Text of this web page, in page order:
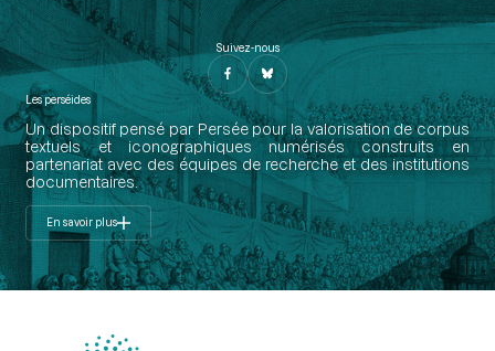
Suivez-nous
Les perséides
Un dispositif pensé par Persée pour la valorisation de corpus
textuels et iconographiques numérisés construits en
partenariat avec des équipes de recherche et des institutions
documentaires.
En savoir plus